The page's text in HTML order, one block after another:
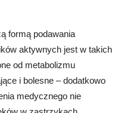
formą podawania
aktywnych jest w takich
od metabolizmu
i bolesne – dodatkowo
medycznego nie